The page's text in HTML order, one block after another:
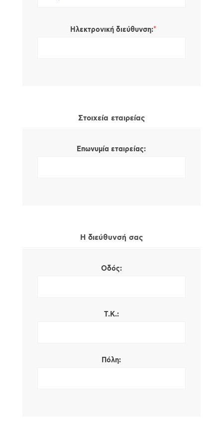
Ηλεκτρονική διεύθυνση:*
Στοιχεία εταιρείας
Επωνυμία εταιρείας:
Η διεύθυνσή σας
Οδός:
Τ.Κ.:
Πόλη: